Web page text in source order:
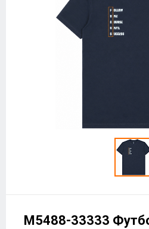
M5488-33333